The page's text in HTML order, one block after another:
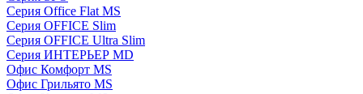
Серия Office Flat MS
Серия OFFICE Slim
Серия OFFICE Ultra Slim
Серия ИНТЕРЬЕР MD
Офис Комфорт MS
Офис Грильято MS